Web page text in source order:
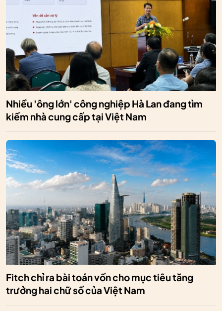
Nhiều 'ông lớn' công nghiệp Hà Lan đang tìm
kiếm nhà cung cấp tại Việt Nam
Fitch chỉ ra bài toán vốn cho mục tiêu tăng
trưởng hai chữ số của Việt Nam